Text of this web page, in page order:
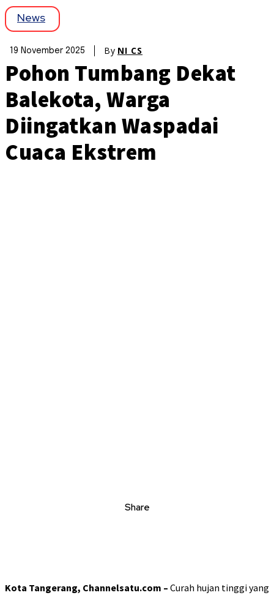
News
19 November 2025 By NI CS
Pohon Tumbang Dekat
Balekota, Warga
Diingatkan Waspadai
Cuaca Ekstrem
Share
Kota Tangerang, Channelsatu.com – Curah hujan tinggi yang